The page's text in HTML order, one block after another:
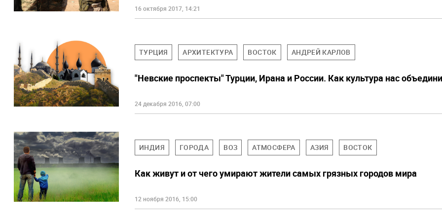
16 октября 2017, 14:21
ТУРЦИЯ АРХИТЕКТУРА ВОСТОК АНДРЕЙ КАРЛОВ
"Невские проспекты" Турции, Ирана и России. Как культура нас
24 декабря 2016, 07:00
ИНДИЯ ГОРОДА ВОЗ АТМОСФЕРА АЗИЯ ВОСТОК
Как живут и от чего умирают жители самых грязных городов мира
12 ноября 2016, 15:00